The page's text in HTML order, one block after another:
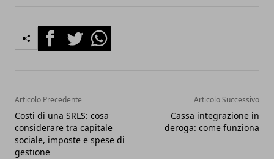
FacebookTwitterWhatsapp
Articolo Precedente
Costi di una SRLS: cosa
considerare tra capitale
sociale, imposte e spese di
gestione
Articolo Successivo
Cassa integrazione in
deroga: come funziona